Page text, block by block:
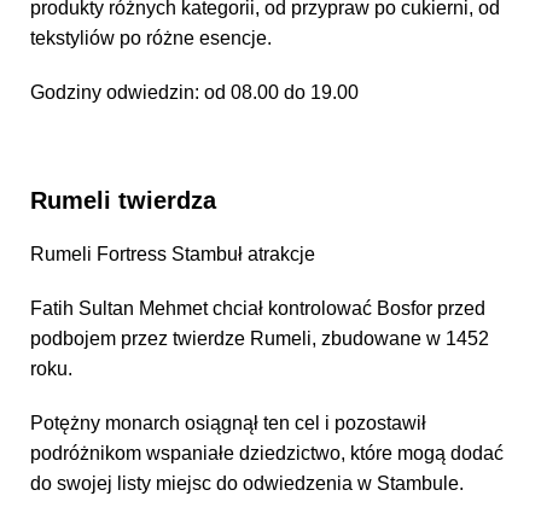
produkty różnych kategorii, od przypraw po cukierni, od
tekstyliów po różne esencje.
Godziny odwiedzin: od 08.00 do 19.00
Rumeli twierdza
Rumeli Fortress Stambuł atrakcje
Fatih Sultan Mehmet chciał kontrolować Bosfor przed
podbojem przez twierdze Rumeli, zbudowane w 1452
roku.
Potężny monarch osiągnął ten cel i pozostawił
podróżnikom wspaniałe dziedzictwo, które mogą dodać
do swojej listy miejsc do odwiedzenia w Stambule.